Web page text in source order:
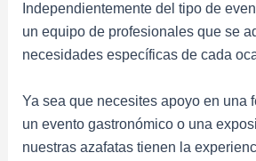
Independientemente del tipo de
un equipo de profesionales que se
necesidades específicas de cada
Ya sea que necesites apoyo en una
un evento gastronómico o una
nuestras azafatas tienen la